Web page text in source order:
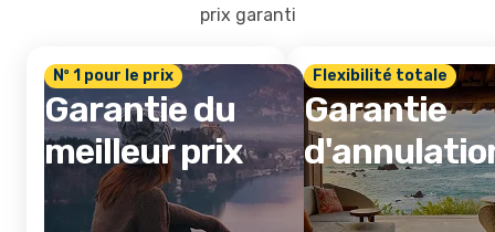
prix garanti
Nº 1 pour le prix
Garantie du
meilleur prix
Flexibilité totale
Garantie